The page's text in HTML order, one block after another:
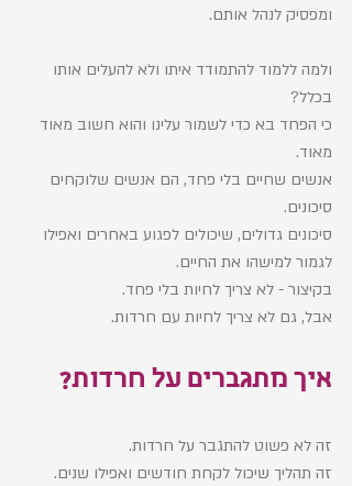
ומפסיק לנהל אותם.
ולמה ללמוד להתמודד איתו ולא להעלים אותו
בכלל?
כי הפחד בא כדי לשמור עלינו והוא חשוב מאוד
מאוד.
אנשים שחיים בלי פחד, הם אנשים שלוקחים
סיכונים.
סיכונים גדולים, שיכולים לפגוע באחרים ואפילו
לגמור למישהו את החיים.
בקיצור - לא צריך לחיות בלי פחד.
אבל, גם לא צריך לחיות עם חרדות.
איך מתגברים על חרדות?
זה לא פשוט להתגבר על חרדות.
זה תהליך שיכול לקחת חודשים ואפילו שנים.